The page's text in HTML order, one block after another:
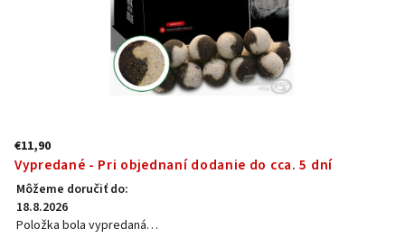
€11,90
Vypredané - Pri objednaní dodanie do cca. 5 dní
Môžeme doručiť do:
18.8.2026
Položka bola vypredaná…